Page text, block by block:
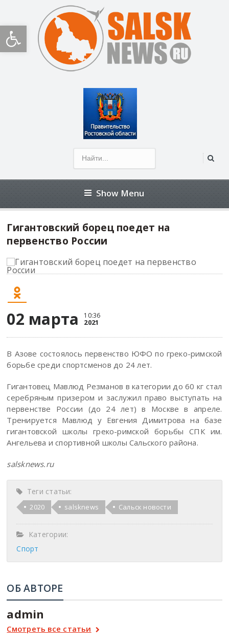
Открыть панель инструментов
Show Menu
Гигантовский борец поедет на
первенство России
02 марта 10:36
2021
В Азове состоялось первенство ЮФО по греко-римской
борьбе среди спортсменов до 24 лет.
Гигантовец Мавлюд Резманов в категории до 60 кг стал
серебряным призером и заслужил право выступать на
первенстве России (до 24 лет) в Москве в апреле.
Тренируется Мавлюд у Евгения Димитрова на базе
гигантовской школы греко-римской борьбы СПК им.
Ангельева и спортивной школы Сальского района.
salsknews.ru
Теги статьи:
2020 salsknews Сальск новости
Категории:
Спорт
ОБ АВТОРЕ
admin
Смотреть все статьи